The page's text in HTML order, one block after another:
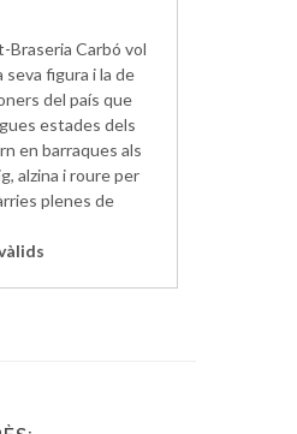
Braseria Carbó vol
seva figura i la de
del país que
estades dels
en barraques als
alzina i roure per
plenes de